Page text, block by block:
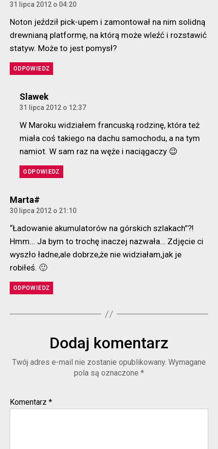
31 lipca 2012 o 04:20
Noton jeździł pick-upem i zamontował na nim solidną
drewnianą platformę, na którą może wleźć i rozstawić
statyw. Może to jest pomysł?
ODPOWIEDZ
Slawekkomentarz:
31 lipca 2012 o 12:37
W Maroku widziałem francuską rodzinę, która też
miała coś takiego na dachu samochodu, a na tym
namiot. W sam raz na węże i naciągaczy 😉
ODPOWIEDZ
Marta#
30 lipca 2012 o 21:10
“Ładowanie akumulatorów na górskich szlakach”?!
Hmm… Ja bym to trochę inaczej nazwała… Zdjęcie ci
wyszło ładne,ale dobrze,że nie widziałam,jak je
robiłeś. 🙂
ODPOWIEDZ
Dodaj komentarz
Twój adres e-mail nie zostanie opublikowany. Wymagane
pola są oznaczone *
Komentarz *